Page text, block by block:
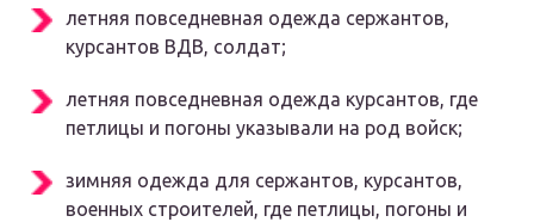
летняя повседневная одежда сержантов,
курсантов ВДВ, солдат;
летняя повседневная одежда курсантов, где
петлицы и погоны указывали на род войск;
зимняя одежда для сержантов, курсантов,
военных строителей, где петлицы, погоны и